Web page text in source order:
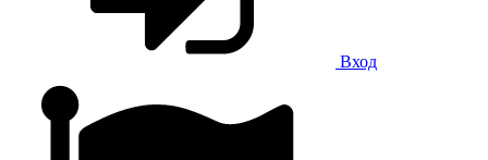
Вход